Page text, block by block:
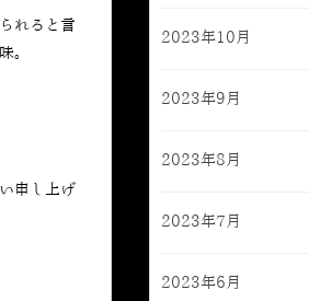
れると言
。
申し上げ
2023年10月
2023年9月
2023年8月
2023年7月
2023年6月